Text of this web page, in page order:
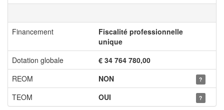
Financement
Fiscalité professionnelle
unique
Dotation globale
€ 34 764 780,00
REOM
NON ?
TEOM OUI ?